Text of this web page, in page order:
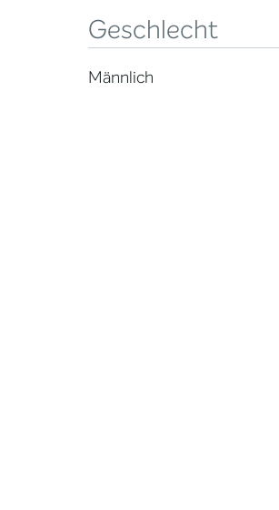
Geschlecht
Männlich